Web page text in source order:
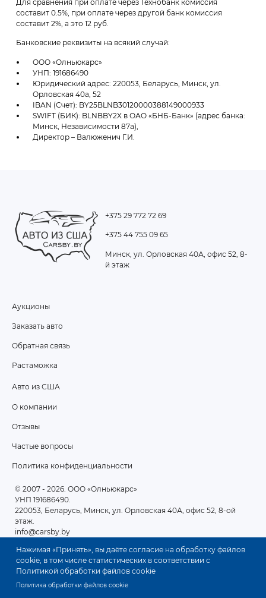
Для сравнения при оплате через Технобанк комиссия
составит 0.5%, при оплате через другой банк комиссия
составит 2%, а это 12 руб.
Банковские реквизиты на всякий случай:
ООО «Олньюкарс»
УНП: 191686490
Юридический адрес: 220053, Беларусь, Минск, ул.
Орловская 40а, 52
IBAN (Счет): BY25BLNB30120000388149000933
SWIFT (БИК): BLNBBY2X в ОАО «БНБ-Банк» (адрес банка:
Минск, Независимости 87а),
Директор – Валюженич Г.И.
Нажимая «Принять», вы даёте согласие на обработку файлов
cookie, в том числе статистических в соответствии с
Политикой обработки файлов cookie
Политика обработки файлов cookie
+375 29 772 72 69
+375 44 755 09 65
Минск, ул. Орловская 40А, офис 52, 8-
й этаж
FOOTER
MENU
Аукционы
Заказать авто
Обратная связь
Растаможка
2
Авто из США
О компании
Отзывы
Частые вопросы
Политика конфиденциальности
© 2007 - 2026 . ООО «Олньюкарс»
УНП 191686490.
220053, Беларусь, Минск, ул. Орловская 40А, офис 52, 8-ой
этаж.
info@carsby.by